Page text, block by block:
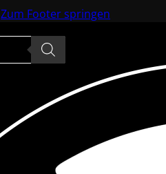
Zum Footer springen